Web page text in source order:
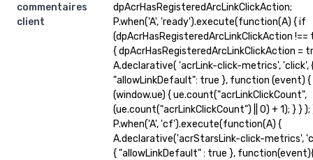
commentaires
client
dpAcrHasRegisteredArcLinkClickAction;
P.when('A', 'ready').execute(function(A) { if
(dpAcrHasRegisteredArcLinkClickAction !==
{ dpAcrHasRegisteredArcLinkClickAction =
A.declarative( 'acrLink-click-metrics', 'click',
"allowLinkDefault": true }, function (event)
(window.ue) { ue.count("acrLinkClickCount",
(ue.count("acrLinkClickCount") || 0) + 1); } } );
P.when('A', 'cf').execute(function(A) {
A.declarative('acrStarsLink-click-metrics',
{ "allowLinkDefault" : true },